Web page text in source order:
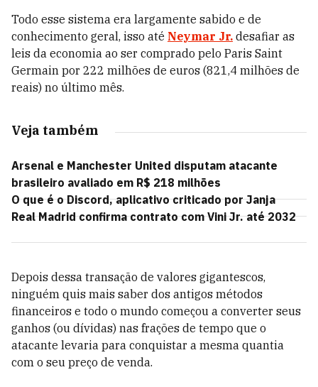
Todo esse sistema era largamente sabido e de
conhecimento geral, isso até Neymar Jr. desafiar as
leis da economia ao ser comprado pelo Paris Saint
Germain por 222 milhões de euros (821,4 milhões de
reais) no último mês.
Veja também
Arsenal e Manchester United disputam atacante
brasileiro avaliado em R$ 218 milhões
O que é o Discord, aplicativo criticado por Janja
Real Madrid confirma contrato com Vini Jr. até 2032
Depois dessa transação de valores gigantescos,
ninguém quis mais saber dos antigos métodos
financeiros e todo o mundo começou a converter seus
ganhos (ou dívidas) nas frações de tempo que o
atacante levaria para conquistar a mesma quantia
com o seu preço de venda.